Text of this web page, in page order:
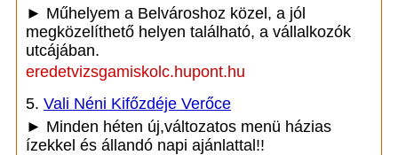
► Műhelyem a Belvároshoz közel, a jól
megközelíthető helyen található, a vállalkozók
utcájában.
eredetvizsgamiskolc.hupont.hu
5. Vali Néni Kifőzdéje Verőce
► Minden héten új,változatos menü házias
ízekkel és állandó napi ajánlattal!!